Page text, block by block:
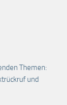
Themen:
und